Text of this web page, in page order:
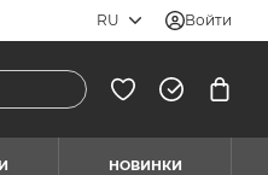
RU Войти
НОВИНКИ